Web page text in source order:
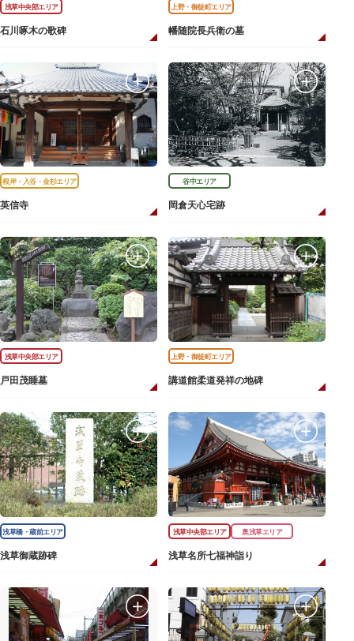
浅草中央部エリア
石川啄木の歌碑
上野・御徒町エリア
幡随院長兵衛の墓
根岸・入谷・金杉エリア
英信寺
谷中エリア
岡倉天心宅跡
浅草中央部エリア
戸田茂睡墓
上野・御徒町エリア
講道館柔道発祥の地碑
浅草橋・蔵前エリア
浅草御蔵跡碑
浅草中央部エリア 奥浅草エリア
浅草名所七福神詣り